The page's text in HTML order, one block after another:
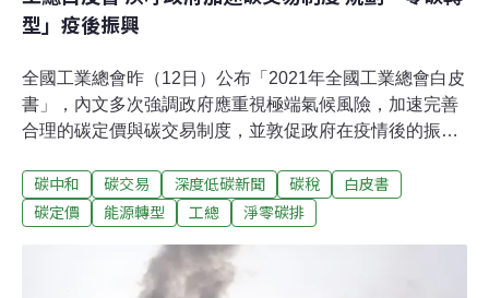
型」疫後振興
全國工業總會昨（12日）公布「2021年全國工業總會白皮
書」，內文多次強調政府應重視極端氣候風險，加速完善
合理的碳定價與碳交易制度，並敦促政府在疫情後的振興
能源轉型，提出2025年之後的能源規劃。工總籲加速完善
碳交易制度 由行政院指揮溫室氣體減量工作工總2021白
程，政府應制定新的氣候法案，引導產業轉型。建議政府
若要達到「2050碳中和」目標，健全政策法規、完善碳定
碳中和 碳交易 深度低碳新聞 碳稅
白皮書
碳定價
能源轉型 工總 淨零碳排